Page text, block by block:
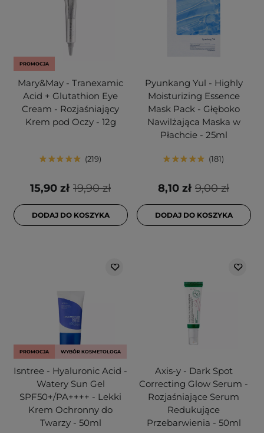
PROMOCJA
Mary&May - Tranexamic
Acid + Glutathion Eye
Cream - Rozjaśniający
Krem pod Oczy - 12g
219
19,90 zł
15,90 zł
DODAJ DO KOSZYKA
Pyunkang Yul - Highly
Moisturizing Essence
Mask Pack - Głęboko
Nawilżająca Maska w
Płachcie - 25ml
181
9,00 zł
8,10 zł
DODAJ DO KOSZYKA
PROMOCJA WYBÓR KOSMETOLOGA
Isntree - Hyaluronic Acid -
Watery Sun Gel
SPF50+/PA++++ - Lekki
Krem Ochronny do
Twarzy - 50ml
Axis-y - Dark Spot
Correcting Glow Serum -
Rozjaśniające Serum
Redukujące
Przebarwienia - 50ml